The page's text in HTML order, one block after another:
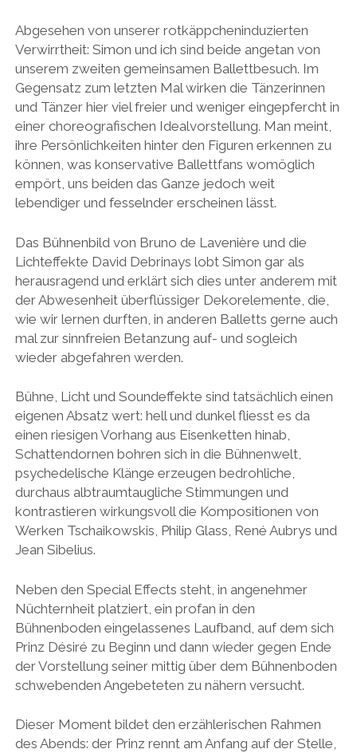
Abgesehen von unserer rotkäppcheninduzierten
Verwirrtheit: Simon und ich sind beide angetan von
unserem zweiten gemeinsamen Ballettbesuch. Im
Gegensatz zum letzten Mal wirken die Tänzerinnen
und Tänzer hier viel freier und weniger eingepfercht in
einer choreografischen Idealvorstellung. Man meint,
ihre Persönlichkeiten hinter den Figuren erkennen zu
können, was konservative Ballettfans womöglich
empört, uns beiden das Ganze jedoch weit
lebendiger und fesselnder erscheinen lässt.
Das Bühnenbild von Bruno de Lavenière und die
Lichteffekte David Debrinays lobt Simon gar als
herausragend und erklärt sich dies unter anderem mit
der Abwesenheit überflüssiger Dekorelemente, die,
wie wir lernen durften, in anderen Balletts gerne auch
mal zur sinnfreien Betanzung auf- und sogleich
wieder abgefahren werden.
Bühne, Licht und Soundeffekte sind tatsächlich einen
eigenen Absatz wert: hell und dunkel fliesst es da
einen riesigen Vorhang aus Eisenketten hinab,
Schattendornen bohren sich in die Bühnenwelt,
psychedelische Klänge erzeugen bedrohliche,
durchaus albtraumtaugliche Stimmungen und
kontrastieren wirkungsvoll die Kompositionen von
Werken Tschaikowskis, Philip Glass, René Aubrys und
Jean Sibelius.
Neben den Special Effects steht, in angenehmer
Nüchternheit platziert, ein profan in den
Bühnenboden eingelassenes Laufband, auf dem sich
Prinz Désiré zu Beginn und dann wieder gegen Ende
der Vorstellung seiner mittig über dem Bühnenboden
schwebenden Angebeteten zu nähern versucht.
Dieser Moment bildet den erzählerischen Rahmen
des Abends: der Prinz rennt am Anfang auf der Stelle,